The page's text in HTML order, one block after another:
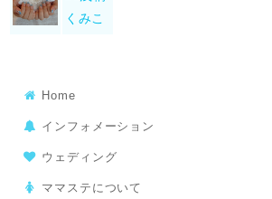
Home
インフォメーション
ウェディング
ママステについて